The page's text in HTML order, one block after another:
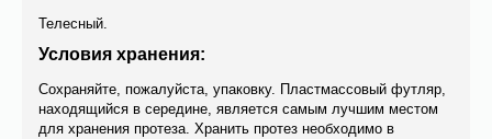
Телесный.
Условия хранения:
Сохраняйте, пожалуйста, упаковку. Пластмассовый футляр,
находящийся в середине, является самым лучшим местом
для хранения протеза. Хранить протез необходимо в